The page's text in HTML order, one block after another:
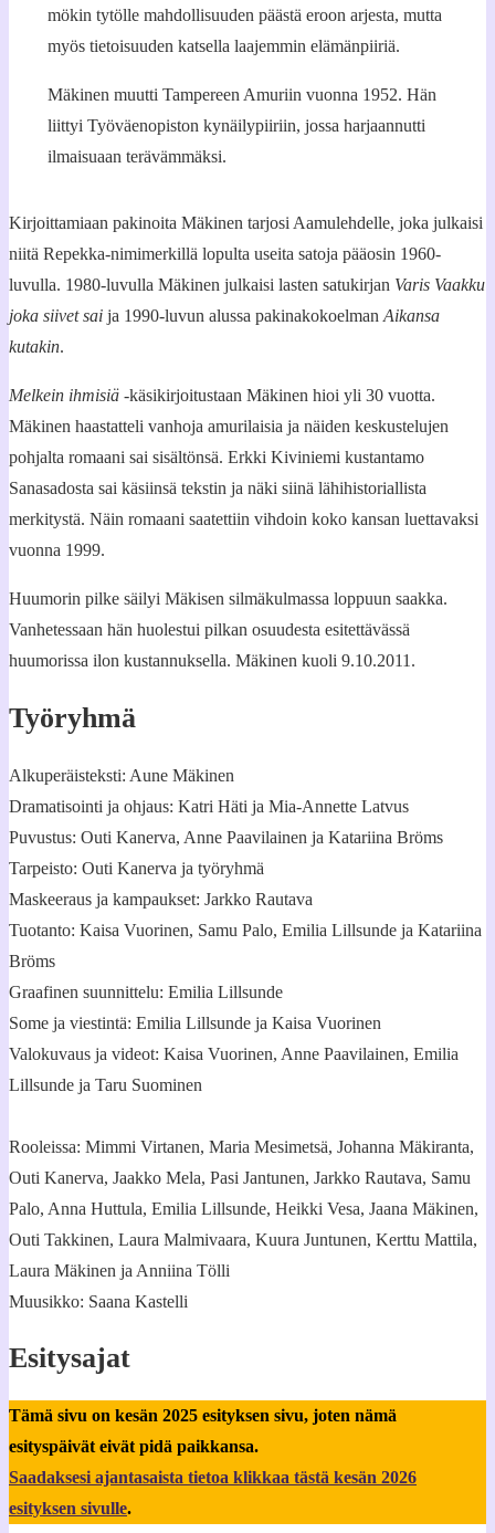
mökin tytölle mahdollisuuden päästä eroon arjesta, mutta
myös tietoisuuden katsella laajemmin elämänpiiriä.
Mäkinen muutti Tampereen Amuriin vuonna 1952. Hän
liittyi Työväenopiston kynäilypiiriin, jossa harjaannutti
ilmaisuaan terävämmäksi.
Kirjoittamiaan pakinoita Mäkinen tarjosi Aamulehdelle, joka julkaisi
niitä Repekka-nimimerkillä lopulta useita satoja pääosin 1960-
luvulla. 1980-luvulla Mäkinen julkaisi lasten satukirjan Varis Vaakku
joka siivet sai ja 1990-luvun alussa pakinakokoelman Aikansa
kutakin.
Melkein ihmisiä -käsikirjoitustaan Mäkinen hioi yli 30 vuotta.
Mäkinen haastatteli vanhoja amurilaisia ja näiden keskustelujen
pohjalta romaani sai sisältönsä. Erkki Kiviniemi kustantamo
Sanasadosta sai käsiinsä tekstin ja näki siinä lähihistoriallista
merkitystä. Näin romaani saatettiin vihdoin koko kansan luettavaksi
vuonna 1999.
Huumorin pilke säilyi Mäkisen silmäkulmassa loppuun saakka.
Vanhetessaan hän huolestui pilkan osuudesta esitettävässä
huumorissa ilon kustannuksella. Mäkinen kuoli 9.10.2011.
Työryhmä
Alkuperäisteksti: Aune Mäkinen
Dramatisointi ja ohjaus: Katri Häti ja Mia-Annette Latvus
Puvustus: Outi Kanerva, Anne Paavilainen ja Katariina Bröms
Tarpeisto: Outi Kanerva ja työryhmä
Maskeeraus ja kampaukset: Jarkko Rautava
Tuotanto: Kaisa Vuorinen, Samu Palo, Emilia Lillsunde ja Katariina
Bröms
Graafinen suunnittelu: Emilia Lillsunde
Some ja viestintä: Emilia Lillsunde ja Kaisa Vuorinen
Valokuvaus ja videot: Kaisa Vuorinen, Anne Paavilainen, Emilia
Lillsunde ja Taru Suominen
Rooleissa: Mimmi Virtanen, Maria Mesimetsä, Johanna Mäkiranta,
Outi Kanerva, Jaakko Mela, Pasi Jantunen, Jarkko Rautava, Samu
Palo, Anna Huttula, Emilia Lillsunde, Heikki Vesa, Jaana Mäkinen,
Outi Takkinen, Laura Malmivaara, Kuura Juntunen, Kerttu Mattila,
Laura Mäkinen ja Anniina Tölli
Muusikko: Saana Kastelli
Esitysajat
Tämä sivu on kesän 2025 esityksen sivu, joten nämä
esityspäivät eivät pidä paikkansa.
Saadaksesi ajantasaista tietoa klikkaa tästä kesän 2026
esityksen sivulle.